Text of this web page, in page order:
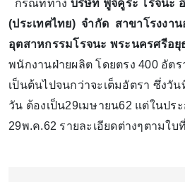
กรณีที่ทาง บริษัท ฟูจิคูระ โรจนะ
(ประเทศไทย) จำกัด สาขาโรงงา
อุตสาหกรรมโรจนะ พระนครศรีอยุ
พนักงานฝ่ายผลิต โดยตรง 400 อัต
เป็นต้นไปจนกว่าจะเต็มอัตรา ซึ่งวั
วัน ต้องเป็น29เมษายน62 แต่ในป
29พ.ค.62 รายละเอียดต่างๆตามใบ